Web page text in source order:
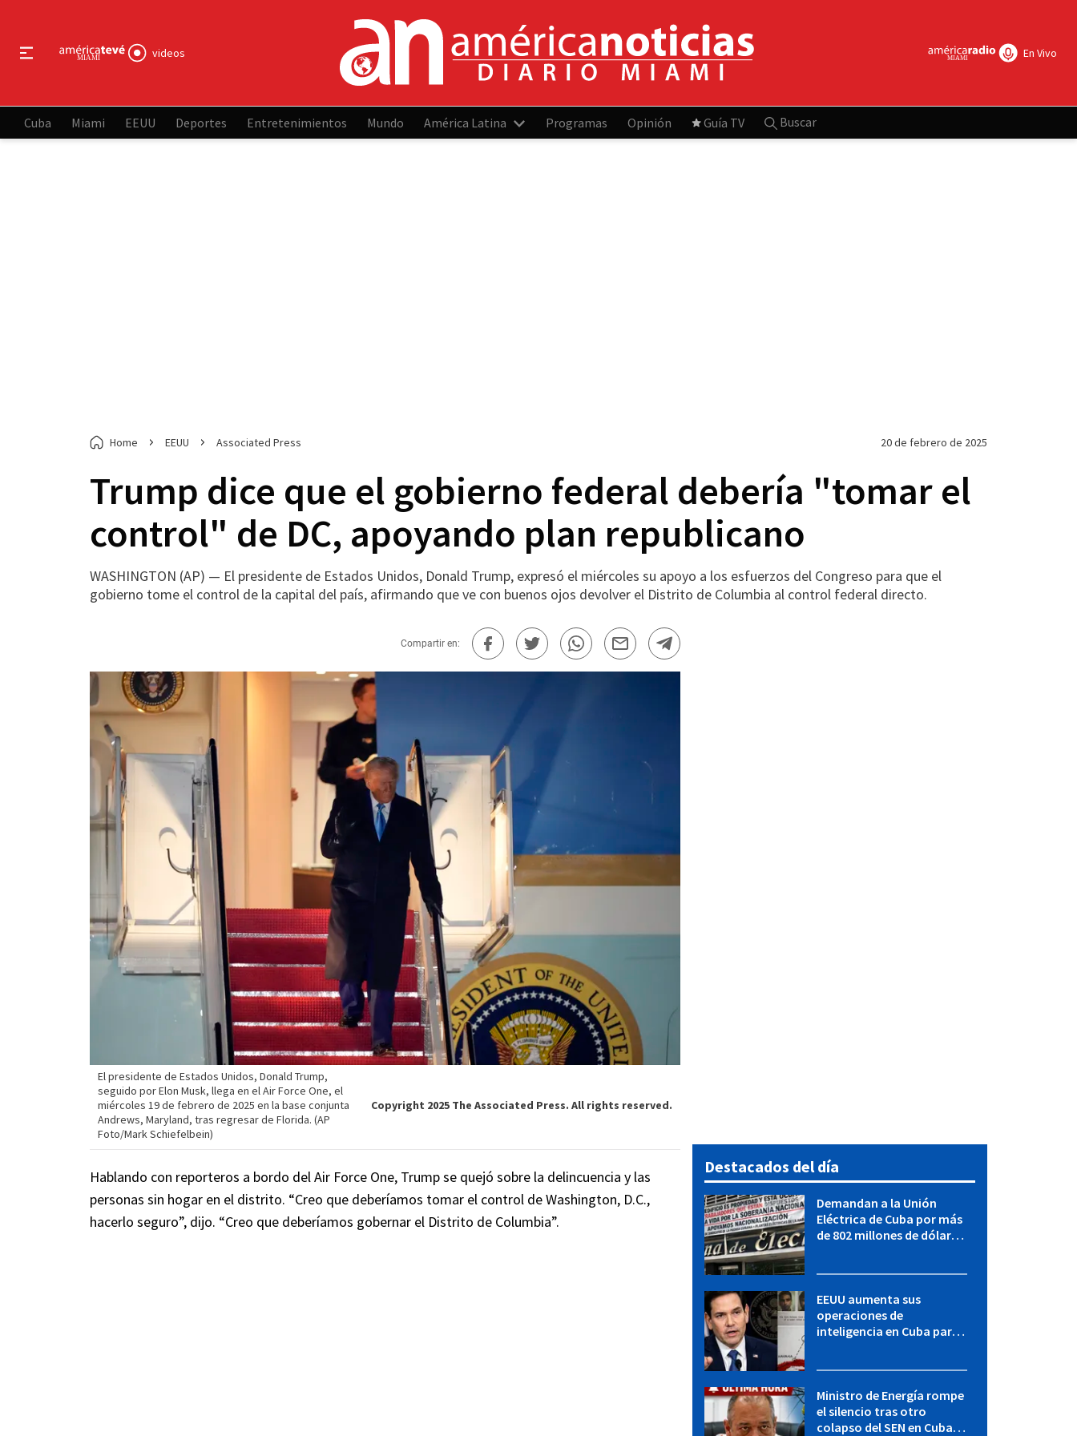
videos En Vivo
Cuba Miami EEUU Deportes Entretenimientos Mundo América Latina Programas Opinión Guía TV Buscar
Home EEUU Associated Press 20 de febrero de 2025
Trump dice que el gobierno federal debería "tomar el
control" de DC, apoyando plan republicano
WASHINGTON (AP) — El presidente de Estados Unidos, Donald Trump, expresó el miércoles su apoyo a los esfuerzos del Congreso para que el
gobierno tome el control de la capital del país, afirmando que ve con buenos ojos devolver el Distrito de Columbia al control federal directo.
Compartir en:
El presidente de Estados Unidos, Donald Trump,
seguido por Elon Musk, llega en el Air Force One, el
miércoles 19 de febrero de 2025 en la base conjunta
Andrews, Maryland, tras regresar de Florida. (AP
Foto/Mark Schiefelbein)
Copyright 2025 The Associated Press. All rights reserved.
Hablando con reporteros a bordo del Air Force One, Trump se quejó sobre la delincuencia y las
personas sin hogar en el distrito. “Creo que deberíamos tomar el control de Washington, D.C.,
hacerlo seguro”, dijo. “Creo que deberíamos gobernar el Distrito de Columbia”.
Destacados del día
Demandan a la Unión
Eléctrica de Cuba por más
de 802 millones de dólares
EEUU aumenta sus
operaciones de
inteligencia en Cuba para
Ministro de Energía rompe
el silencio tras otro
colapso del SEN en Cuba: